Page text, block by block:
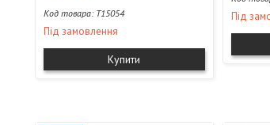
T15054
Під замовлення
Купити
Під